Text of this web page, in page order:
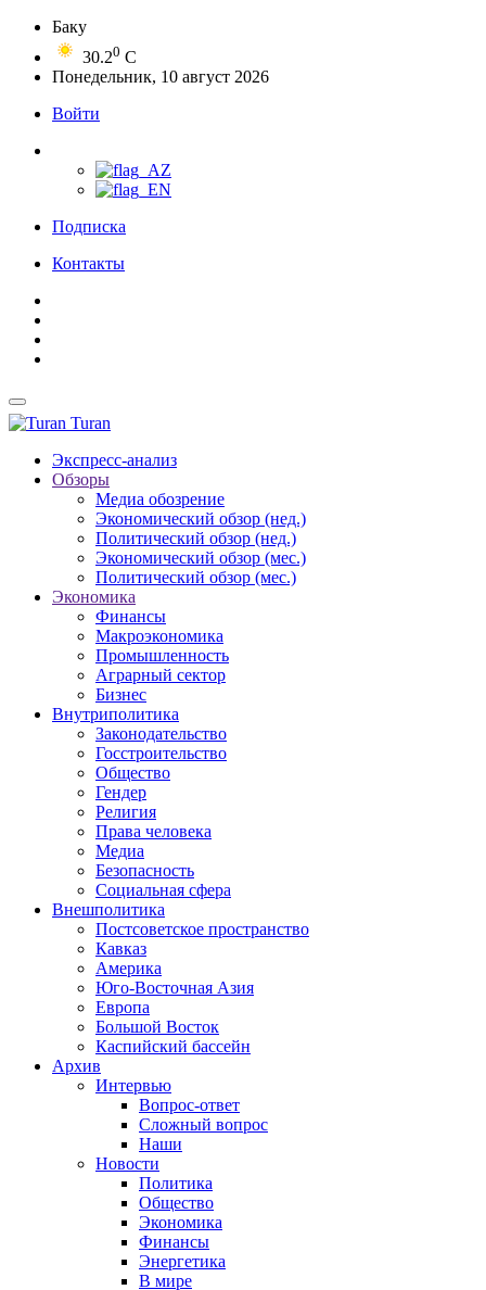
Баку
30.20 C
Понедельник, 10 август 2026
Войти
Подписка
Контакты
Turan
Экспресс-анализ
Обзоры
Медиа обозрение
Экономический обзор (нед.)
Политический обзор (нед.)
Экономический обзор (мес.)
Политический обзор (мес.)
Экономика
Финансы
Макроэкономика
Промышленность
Аграрный сектор
Бизнес
Внутриполитика
Законодательство
Госстроительство
Общество
Гендер
Религия
Права человека
Медиа
Безопасность
Социальная сфера
Внешполитика
Постсоветское пространство
Кавказ
Америка
Юго-Восточная Азия
Европа
Большой Восток
Каспийский бассейн
Архив
Интервью
Вопрос-ответ
Сложный вопрос
Наши
Новости
Политика
Общество
Экономика
Финансы
Энергетика
В мире